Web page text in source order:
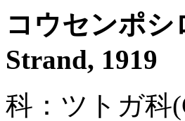
コウセンポ
Strand, 1919
科：ツトガ科